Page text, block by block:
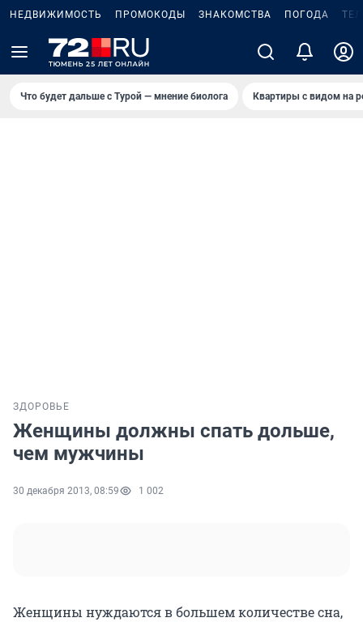
НЕДВИЖИМОСТЬ ПРОМОКОДЫ ЗНАКОМСТВА ПОГОДА
Что будет дальше с Турой — мнение биолога Квартиры с видом на
ЗДОРОВЬЕ
Женщины должны спать дольше,
чем мужчины
30 декабря 2013, 08:59 1 002
Женщины нуждаются в большем количестве сна,